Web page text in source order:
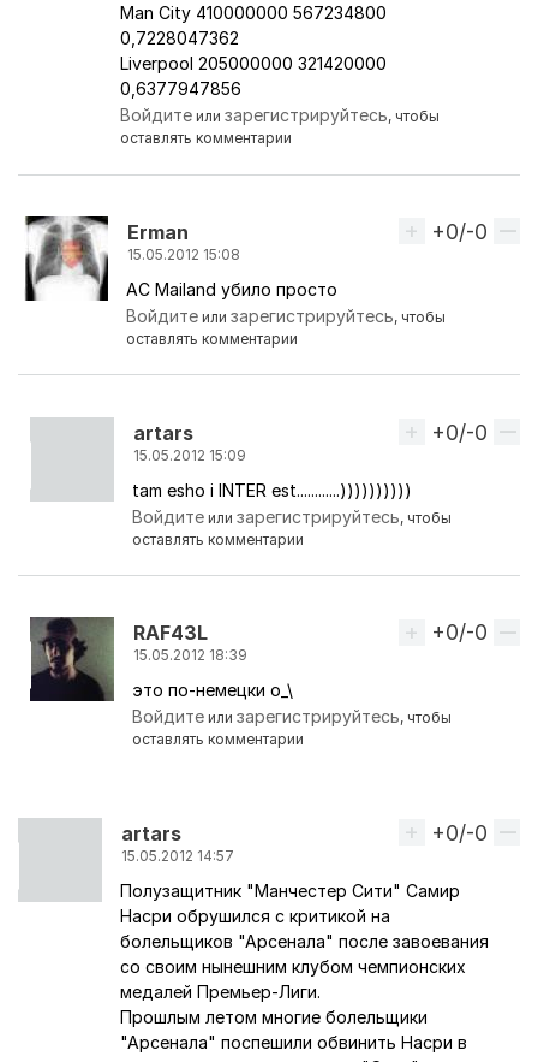
Man City 410000000 567234800
0,7228047362
Liverpool 205000000 321420000
0,6377947856
Войдите илизарегистрируйтесь, чтобы
оставлять комментарии
Erman
15.05.2012 15:08
Ответ на комментарий пользователяartars
Вверх
+0/-0
AC Mailand убило просто
Войдите илизарегистрируйтесь, чтобы
оставлять комментарии
artars
15.05.2012 15:09
Ответ на комментарий пользователяErman
Вверх
+0/-0
tam esho i INTER est............))))))))))
Войдите илизарегистрируйтесь, чтобы
оставлять комментарии
RAF43L
15.05.2012 18:39
Ответ на комментарий пользователяErman
Вверх
+0/-0
это по-немецки o_\
Войдите илизарегистрируйтесь, чтобы
оставлять комментарии
artars
15.05.2012 14:57
Вверх
+0/-0
Полузащитник "Манчестер Сити" Самир
Насри обрушился с критикой на
болельщиков "Арсенала" после завоевания
со своим нынешним клубом чемпионских
медалей Премьер-Лиги.
Прошлым летом многие болельщики
"Арсенала" поспешили обвинить Насри в